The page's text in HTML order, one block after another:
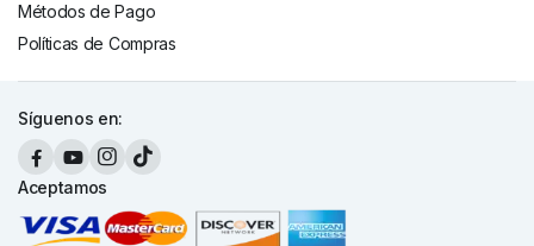
Métodos de Pago
Políticas de Compras
Síguenos en:
Aceptamos